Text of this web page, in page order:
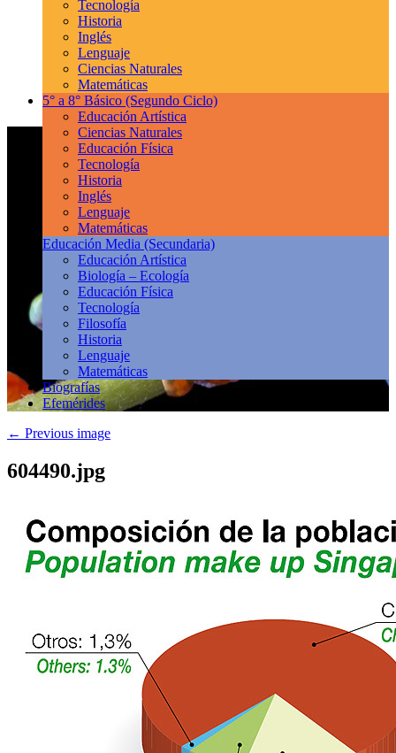
Tecnología
Historia
Inglés
Lenguaje
Ciencias Naturales
Matemáticas
5° a 8° Básico (Segundo Ciclo)
Educación Artística
Ciencias Naturales
Educación Física
Tecnología
Historia
Inglés
Lenguaje
Matemáticas
Educación Media (Secundaria)
Educación Artística
Biología – Ecología
Educación Física
Tecnología
Filosofía
Historia
Lenguaje
Matemáticas
Biografías
Efemérides
← Previous image
604490.jpg